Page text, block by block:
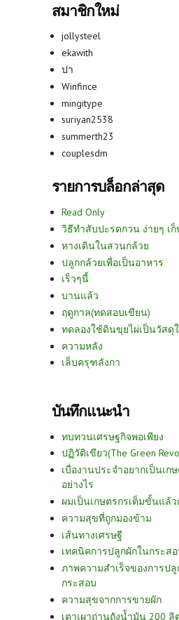
สมาชิกใหม่
jollysteel
ekawith
ปา
Winfince
mingitype
suriyan2538
summerth23
couplesdm
รายการบล็อกล่าสุด
Read Only
วิธีทำสับปะรดกวน ง่ายๆ เ
ทางเดินในสวนกล้วย
ปลูกกล้วยเพื่อเป็นอาหาร
เร็วๆนี้
บานแล้ว
ฤดูกาล(ทดสอบเขียน)
ทดลองใช้ดินขุยไผ่เป็นวัสดุ
ความหลัง
เล็บครุฑลังกา
บันทึกแนะนำ
ทบทวนเศรษฐกิจพอเพียง
ปฏิวัติเขียว(The Green
เบื่องานประจำอยากเป็นเก
อย่างไร
ผมเป็นเกษตรกรเต็มขั้นแล้
ความสุขที่ถูกมองข้าม
เส้นทางเศรษฐี
เทคนิคการปลูกผักในกระส
ภาพความสำเร็จของการปลู
กระสอบ
ความสุขจากการขายผัก
เตาเผาถ่านถังน้ำมัน 200 ลิ